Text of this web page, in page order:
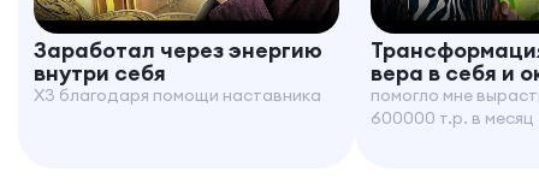
Заработал через энергию
внутри себя
X3 благодаря помощи наставника
вера в себя и
помогло мне
600000 т.р. в месяц